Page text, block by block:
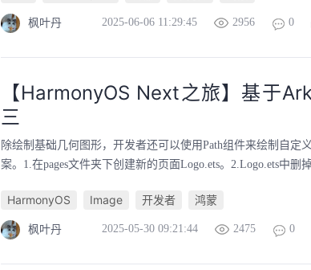
枫叶丹 2025-06-06 11:29:45 2956 0
【HarmonyOS Next之旅】基于
三
除绘制基础几何图形，开发者还可以使用Path组件来绘制自定
案。1.在pages文件夹下创建新的页面Logo.ets。2.Logo.ets中删
HarmonyOS Image 开发者 鸿蒙
枫叶丹 2025-05-30 09:21:44 2475 0